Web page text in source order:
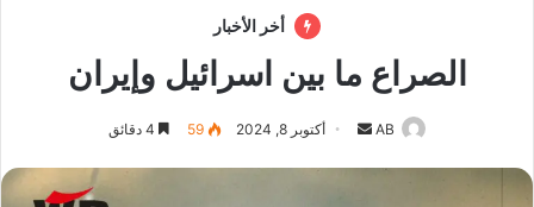
أخر الأخبار
الصراع ما بين اسرائيل وإيران
AB
أرسل أكتوبر 8, 2024 59